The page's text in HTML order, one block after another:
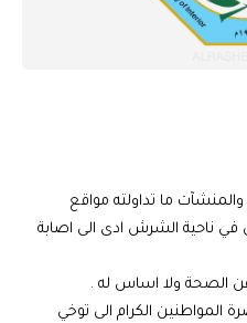
ما تداولته مواقع
في ناحية الشرش ادى الى اصابة
عن الصحة ولا اساس له .
المواطنين الكرام الى توخي